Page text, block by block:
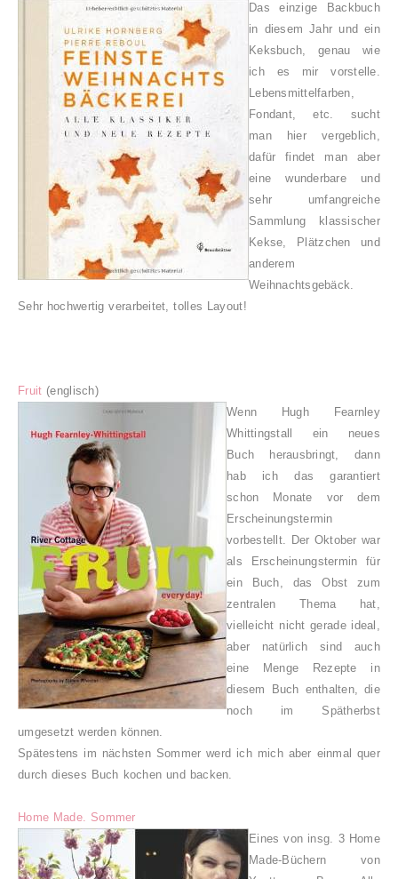
Das einzige Backbuch
in diesem Jahr und ein
Keksbuch, genau wie
ich es mir vorstelle.
Lebensmittelfarben,
Fondant, etc. sucht
man hier vergeblich,
dafür findet man aber
eine wunderbare und
sehr umfangreiche
Sammlung klassischer
Kekse, Plätzchen und
anderem
Weihnachtsgebäck.
Sehr hochwertig verarbeitet, tolles Layout!
Fruit (englisch)
Wenn Hugh Fearnley
Whittingstall ein neues
Buch herausbringt, dann
hab ich das garantiert
schon Monate vor dem
Erscheinungstermin
vorbestellt. Der Oktober war
als Erscheinungstermin für
ein Buch, das Obst zum
zentralen Thema hat,
vielleicht nicht gerade ideal,
aber natürlich sind auch
eine Menge Rezepte in
diesem Buch enthalten, die
noch im Spätherbst
umgesetzt werden können.
Spätestens im nächsten Sommer werd ich mich aber einmal quer
durch dieses Buch kochen und backen.
Home Made. Sommer
Eines von insg. 3 Home
Made-Büchern von